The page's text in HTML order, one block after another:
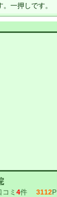
一押しです。
ミ 4件 3112P